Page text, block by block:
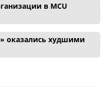
в MCU
оказались худшими